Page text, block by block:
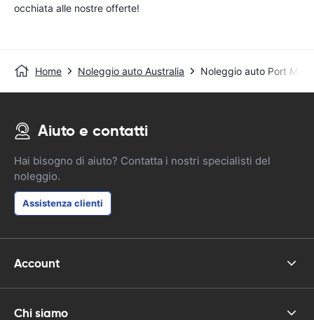
occhiata alle nostre offerte!
Home Noleggio auto Australia Noleggio auto Port
Aiuto e contatti
Hai bisogno di aiuto? Contatta i nostri specialisti del
noleggio.
Assistenza clienti
Account
Chi siamo